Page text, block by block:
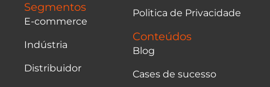
Segmentos
E-commerce
Indústria
Distribuidor
Politica de Privacidade
Conteúdos
Blog
Cases de sucesso